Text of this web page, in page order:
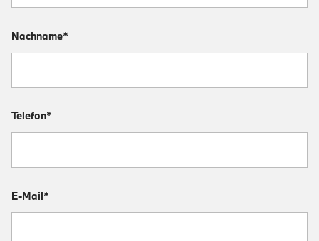
Nachname*
Telefon*
E-Mail*